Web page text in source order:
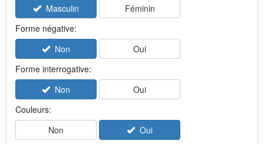
Masculin
Féminin
Forme négative:
Non
Oui
Forme interrogative:
Non
Oui
Couleurs:
Non
Oui